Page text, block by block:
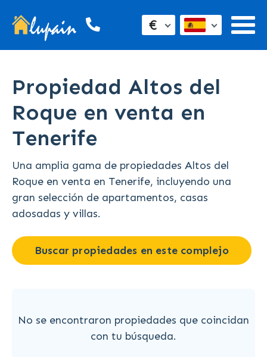
€
Propiedad Altos del
Roque en venta en
Tenerife
Una amplia gama de propiedades Altos del
Roque en venta en Tenerife, incluyendo una
gran selección de apartamentos, casas
adosadas y villas.
Buscar propiedades en este complejo
No se encontraron propiedades que coincidan
con tu búsqueda.